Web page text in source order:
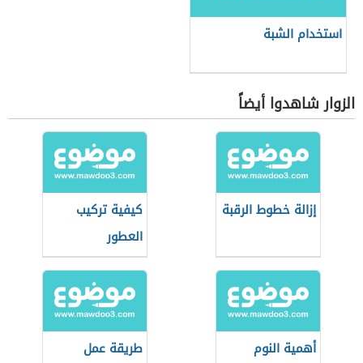
استخدام الشبة
الزوار شاهدوا أيضاً
إزالة خطوط الرقبة
كيفية تركيب
العطور
أهمية النوم
طريقة عمل